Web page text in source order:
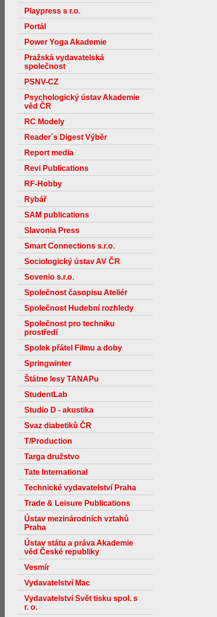
Playpress s r.o.
Portál
Power Yoga Akademie
Pražská vydavatelská
společnost
PSNV-CZ
Psychologický ústav Akademie
věd ČR
RC Modely
Reader´s Digest Výběr
Report media
Revi Publications
RF-Hobby
Rybář
SAM publications
Slavonia Press
Smart Connections s.r.o.
Sociologický ústav AV ČR
Sovenio s.r.o.
Společnost časopisu Ateliér
Společnost Hudební rozhledy
Společnost pro techniku
prostředí
Spolek přátel Filmu a doby
Springwinter
Štátne lesy TANAPu
StudentLab
Studio D - akustika
Svaz diabetiků ČR
T/Production
Targa družstvo
Tate International
Technické vydavatelství Praha
Trade & Leisure Publications
Ústav mezinárodních vztahů
Praha
Ústav státu a práva Akademie
věd České republiky
Vesmír
Vydavatelství Mac
Vydavatelství Svět tisku spol. s
r. o.